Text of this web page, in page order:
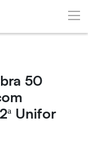
50
Unifor